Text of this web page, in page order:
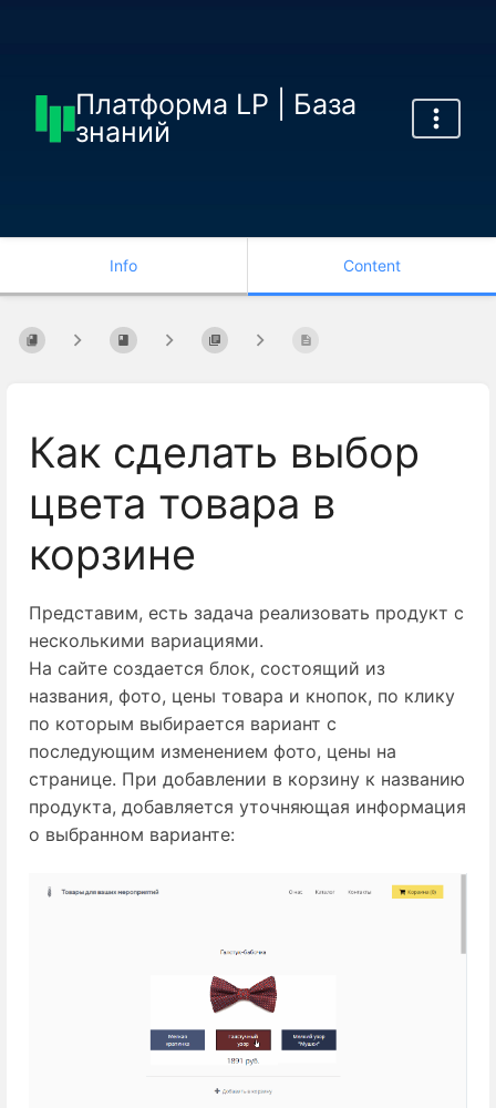
Платформа LP | База
знаний
Info Content
Как сделать выбор
цвета товара в
корзине
Представим, есть задача реализовать продукт с
несколькими вариациями.
На сайте создается блок, состоящий из
названия, фото, цены товара и кнопок, по клику
по которым выбирается вариант с
последующим изменением фото, цены на
странице. При добавлении в корзину к названию
продукта, добавляется уточняющая информация
о выбранном варианте: